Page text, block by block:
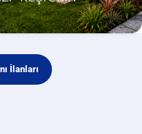
İlanları